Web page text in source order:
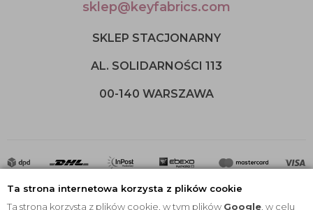
Ta strona internetowa korzysta z plików cookie
Ta strona korzysta z plików cookie, w tym plików Google , w celu
sklep@keyfabrics.com
SKLEP STACJONARNY
AL. SOLIDARNOŚCI 113
00-140 WARSZAWA